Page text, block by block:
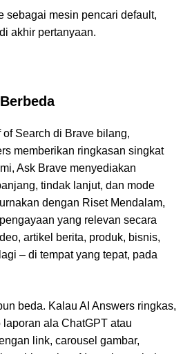
sebagai mesin pencari default,
akhir pertanyaan.
Search di Brave bilang,
memberikan ringkasan singkat
Ask Brave menyediakan
tindak lanjut, dan mode
dengan Riset Mendalam,
yang relevan secara
artikel berita, produk, bisnis,
– di tempat yang tepat, pada
beda. Kalau AI Answers ringkas,
ala ChatGPT atau
link, carousel gambar,